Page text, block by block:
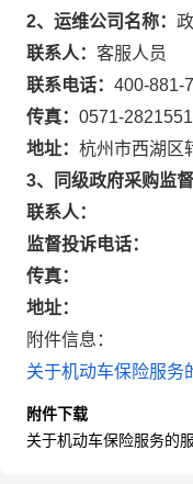
2、运维公司名称：
联系人： 客服人员
联系电话： 400-881-
传真： 0571-
地址： 杭州市西湖区
3、同级政府采购监
联系人：
监督投诉电话：
传真：
地址：
附件信息：
关于机动车保险服务
附件下载
关于机动车保险服务的